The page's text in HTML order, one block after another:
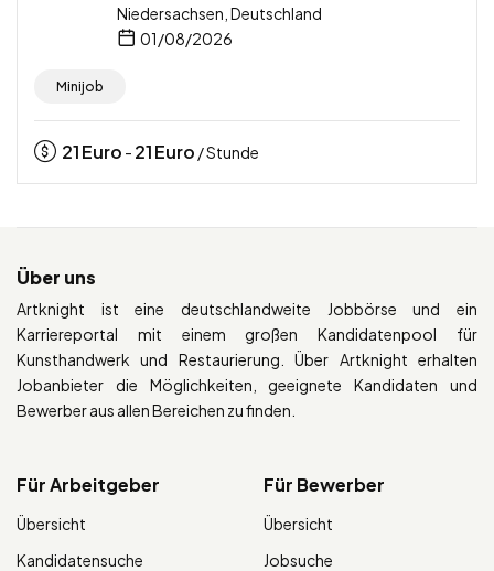
Niedersachsen, Deutschland
01/08/2026
Minijob
21Euro - 21Euro / Stunde
Über uns
Artknight ist eine deutschlandweite Jobbörse und ein
Karriereportal mit einem großen Kandidatenpool für
Kunsthandwerk und Restaurierung. Über Artknight erhalten
Jobanbieter die Möglichkeiten, geeignete Kandidaten und
Bewerber aus allen Bereichen zu finden.
Für Arbeitgeber
Übersicht
Kandidatensuche
Für Bewerber
Übersicht
Jobsuche